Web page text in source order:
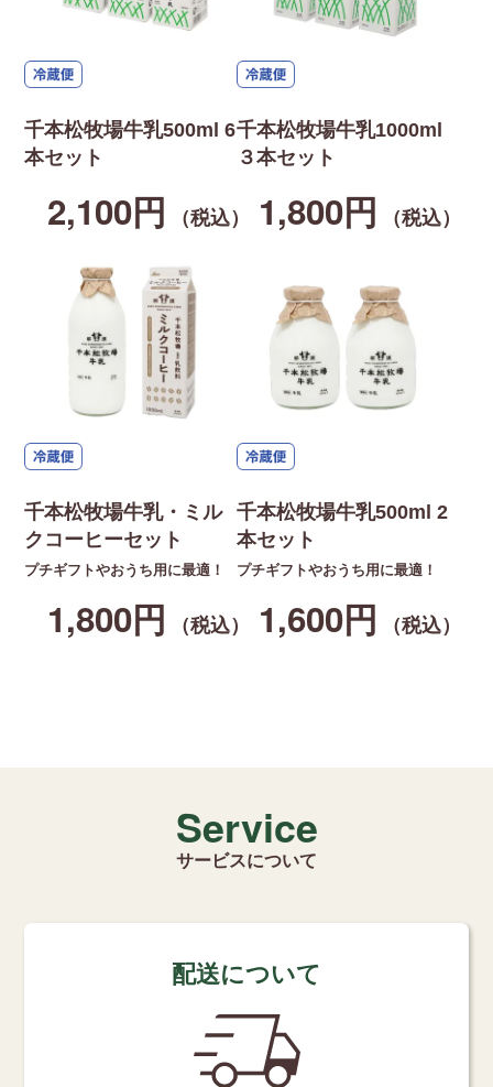
千本松牧場牛乳500ml 6
本セット
2,100円 （税込）
千本松牧場牛乳1000ml
３本セット
1,800円 （税込）
千本松牧場牛乳・ミル
クコーヒーセット
プチギフトやおうち用に最適！
1,800円 （税込）
千本松牧場牛乳500ml 2
本セット
プチギフトやおうち用に最適！
1,600円 （税込）
Service
サービスについて
配送について